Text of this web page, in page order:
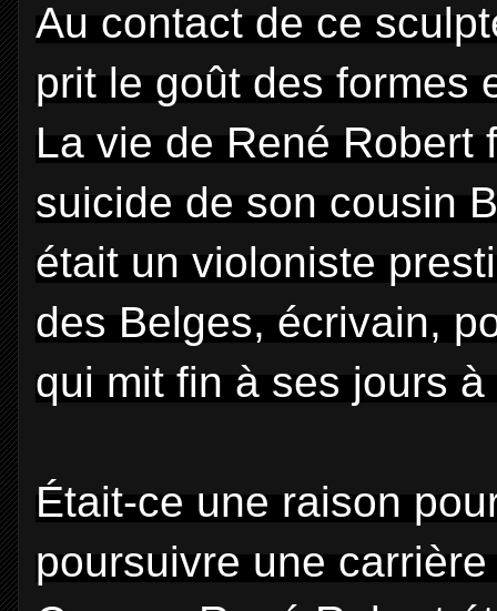
Au contact de ce
prit le goût des formes
La vie de René Robert
suicide de son cousin
était un violoniste
des Belges, écrivain,
qui mit fin à ses jours
Était-ce une raison
poursuivre une